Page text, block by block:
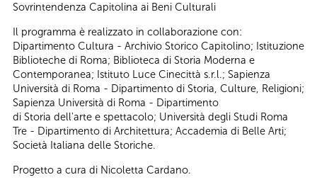
Sovrintendenza Capitolina ai Beni Culturali
Il programma è realizzato in collaborazione con:
Dipartimento Cultura - Archivio Storico Capitolino; Istituzione
Biblioteche di Roma; Biblioteca di Storia Moderna e
Contemporanea; Istituto Luce Cinecittà s.r.l.; Sapienza
Università di Roma - Dipartimento di Storia, Culture, Religioni;
Sapienza Università di Roma - Dipartimento
di Storia dell'arte e spettacolo; Università degli Studi Roma
Tre - Dipartimento di Architettura; Accademia di Belle Arti;
Società Italiana delle Storiche.
Progetto a cura di Nicoletta Cardano.